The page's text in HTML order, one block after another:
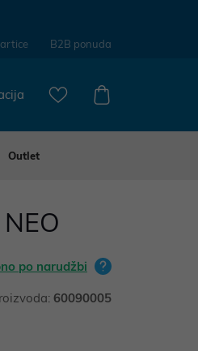
B2B ponuda
Outlet
po narudžbi
60090005